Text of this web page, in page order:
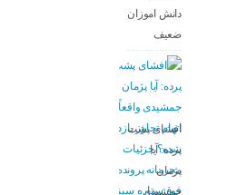
دانش اموزان
ضعیف
افشای پشت
پرده: آیا
پژمان
جمشیدی